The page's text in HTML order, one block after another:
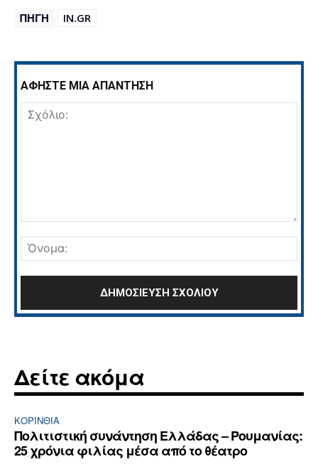
ΠΗΓΗ IN.GR
ΑΦΗΣΤΕ ΜΙΑ ΑΠΑΝΤΗΣΗ
Δείτε ακόμα
ΚΟΡΙΝΘΊΑ
Πολιτιστική συνάντηση Ελλάδας – Ρουμανίας:
25 χρόνια φιλίας μέσα από το θέατρο